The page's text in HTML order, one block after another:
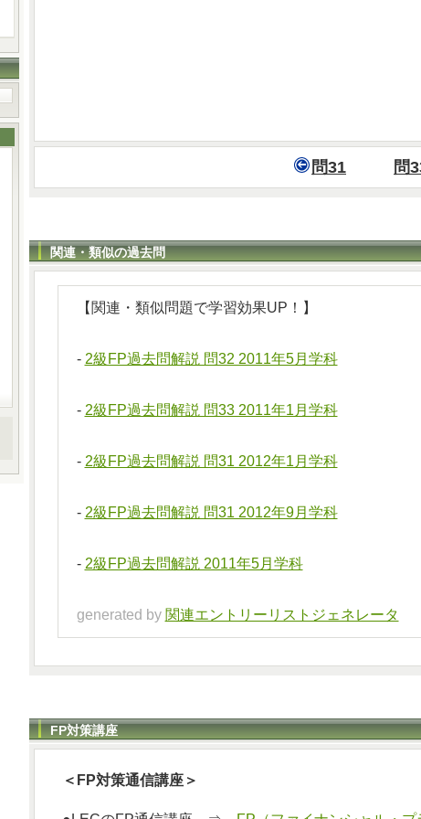
問31 問
関連・類似の過去問
【関連・類似問題で学習効果UP！】
- 2級FP過去問解説 問32 2011年5月学科
- 2級FP過去問解説 問33 2011年1月学科
- 2級FP過去問解説 問31 2012年1月学科
- 2級FP過去問解説 問31 2012年9月学科
- 2級FP過去問解説 2011年5月学科
generated by 関連エントリーリストジェネレータ
FP対策講座
＜FP対策通信講座＞